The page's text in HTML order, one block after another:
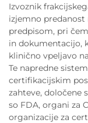
Izvoznik
izjemno
predpisom, pri
in dokumentacijo,
klinično vpeljavo
Te napredne
certifikacijskim
zahteve, določene
so FDA, organi za
organizacije za